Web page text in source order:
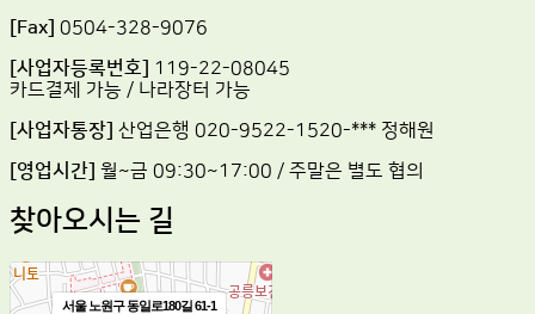
[Fax] 0504-328-9076
[사업자등록번호] 119-22-08045
카드결제 가능 / 나라장터 가능
[사업자통장] 산업은행 020-9522-1520-*** 정해원
[영업시간] 월~금 09:30~17:00 / 주말은 별도 협의
찾아오시는 길
서울 노원구 동일로180길 61-1